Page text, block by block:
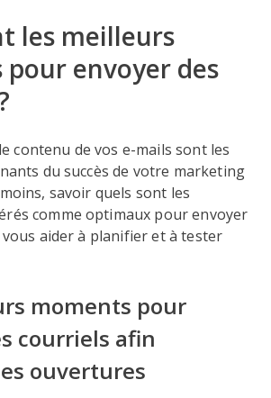
les meilleurs
envoyer des
contenu de vos e-mails sont les
du succès de votre marketing
savoir quels sont les
comme optimaux pour envoyer
aider à planifier et à tester
moments pour
courriels afin
ouvertures